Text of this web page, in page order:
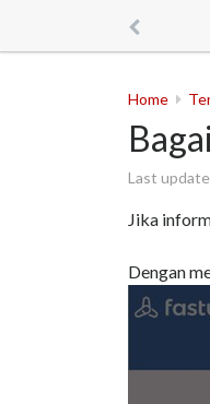
Home
Last
Jika
Dengan